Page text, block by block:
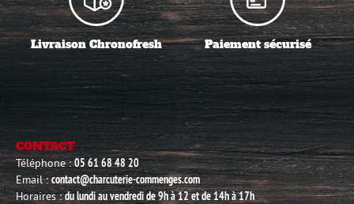
Livraison Chronofresh Paiement sécurisé
CONTACT
Téléphone :05 61 68 48 20
Email :contact@charcuterie-commenges.com
Horaires :du lundi au vendredi de 9h à 12 et de 14h à 17h